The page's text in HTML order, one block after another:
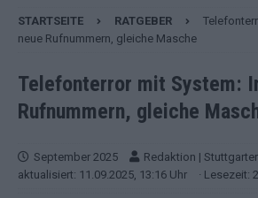
STARTSEITE RATGEBER
neue Rufnummern, gleiche Masche
Telefonterror mit System:
Rufnummern, gleiche
September 2025 Redaktion |
aktualisiert: 11.09.2025, 13:16 Uhr
· Lesezeit: